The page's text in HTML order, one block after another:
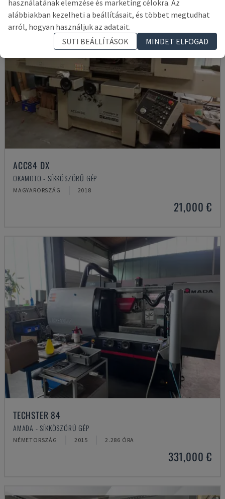
ACC84 DX
OKAMOTO - SÍKKÖSZÖRŰ GÉP
MAGYARORSZÁG 2018
21,000 €
TECHSTER 84
AMADA - SÍKKÖSZÖRŰ GÉP
NÉMETORSZÁG 2015 2.286 ÓRA
331,000 €
használatának elemzése és marketing célokra. Az
alábbiakban kezelheti a beállításait, és többet megtudhat
arról, hogyan használjuk az adatait.
SÜTI BEÁLLÍTÁSOK
MINDET ELFOGAD